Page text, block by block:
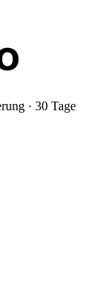
· 30 Tage